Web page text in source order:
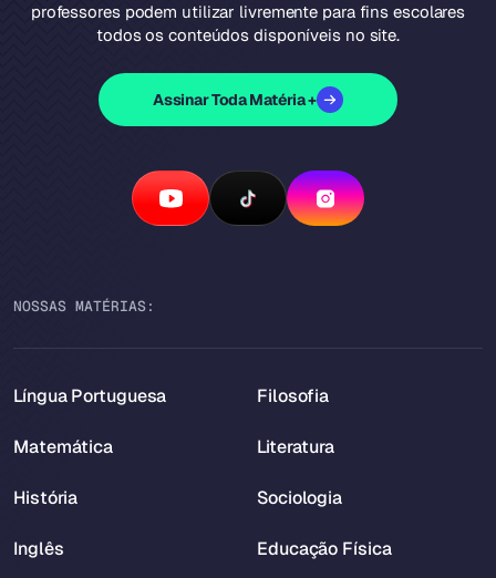
professores podem utilizar livremente para fins escolares
todos os conteúdos disponíveis no site.
Assinar Toda Matéria +
NOSSAS MATÉRIAS:
Língua Portuguesa
Matemática
História
Inglês
Filosofia
Literatura
Sociologia
Educação Física